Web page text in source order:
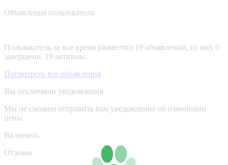
Объявления пользователя
Пользователь за все время разместил 19 объявлений, из них 0
завершено, 19 активны.
Посмотреть все объявления
Вы отключили уведомления
Мы не сможем отправить вам уведомление об изменении
цены
Включить
Отзывы